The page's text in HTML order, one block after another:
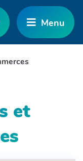
contenu
Menu
et